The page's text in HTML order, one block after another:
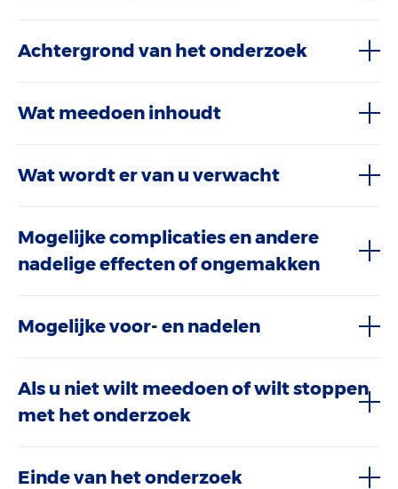
Achtergrond van het onderzoek
Wat meedoen inhoudt
Wat wordt er van u verwacht
Mogelijke complicaties en andere
nadelige effecten of ongemakken
Mogelijke voor- en nadelen
Als u niet wilt meedoen of wilt stoppen
met het onderzoek
Einde van het onderzoek